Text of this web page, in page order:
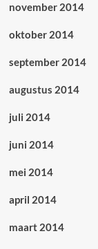
november 2014
oktober 2014
september 2014
augustus 2014
juli 2014
juni 2014
mei 2014
april 2014
maart 2014